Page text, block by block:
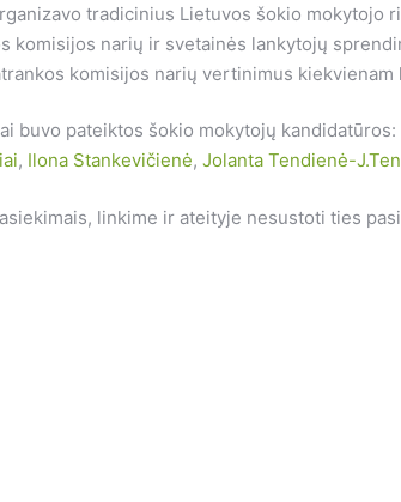
tradicinius Lietuvos šokio mokytojo
komisijos narių ir svetainės lankytojų
komisijos narių vertinimus kiekvienam
buvo pateiktos šokio mokytojų kandidatūros:
, Ilona Stankevičienė, Jolanta Tendienė-
linkime ir ateityje nesustoti ties